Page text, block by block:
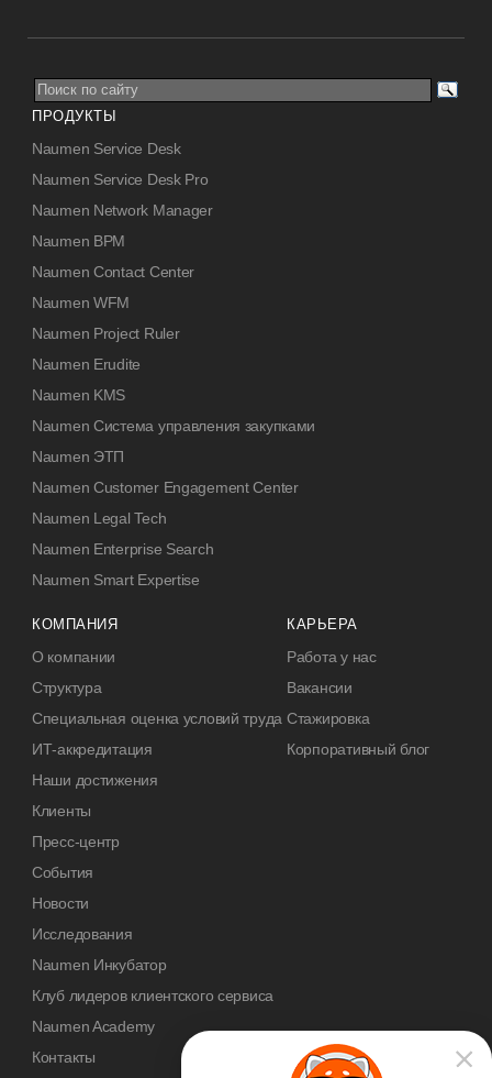
ПРОДУКТЫ
Naumen Service Desk
Naumen Service Desk Pro
Naumen Network Manager
Naumen BPM
Naumen Contact Center
Naumen WFM
Naumen Project Ruler
Naumen Erudite
Naumen KMS
Naumen Система управления закупками
Naumen ЭТП
Naumen Customer Engagement Center
Naumen Legal Tech
Naumen Enterprise Search
Naumen Smart Expertise
КОМПАНИЯ
О компании
Структура
Специальная оценка условий труда
ИТ-аккредитация
Наши достижения
Клиенты
Пресс-центр
События
Новости
Исследования
Naumen Инкубатор
Клуб лидеров клиентского сервиса
Naumen Academy
Контакты
КАРЬЕРА
Работа у нас
Вакансии
Стажировка
Корпоративный блог